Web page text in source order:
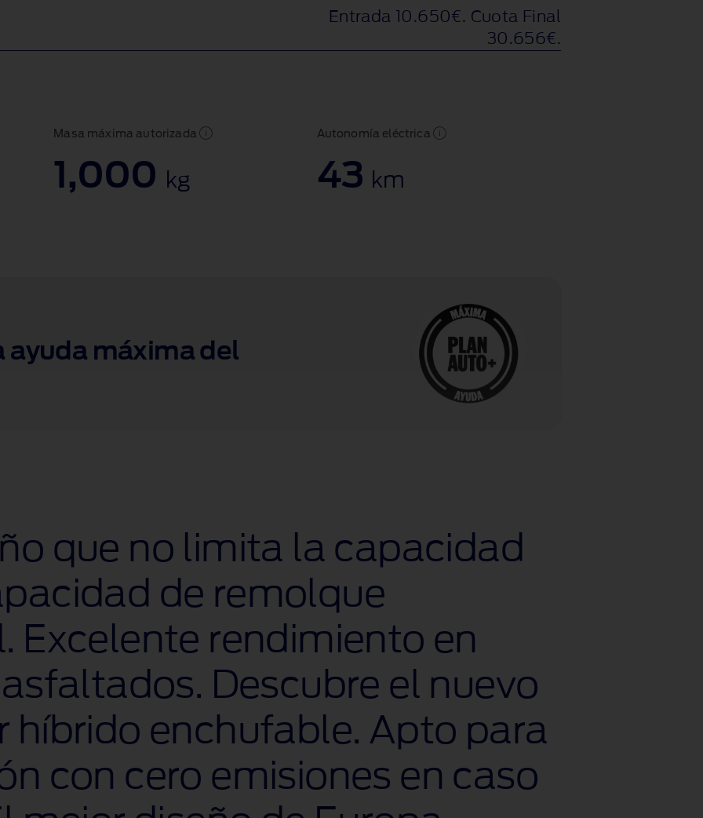
Entrada 10.650€. Cuota Final
30.656€.
Masa máxima autorizada
1,000 kg
Autonomía eléctrica
43 km
ayuda máxima del
que no limita la capacidad
de remolque
Excelente rendimiento en
Descubre el nuevo
híbrido enchufable. Apto para
con cero emisiones en caso